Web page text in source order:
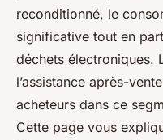
reconditionné, le
significative tout en
déchets électroniques.
l’assistance après-
acheteurs dans ce
Cette page vous